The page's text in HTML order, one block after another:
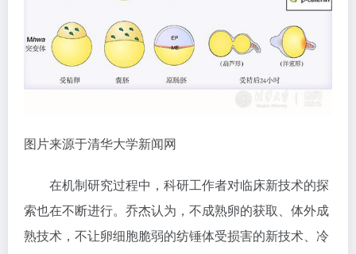
图片来源于清华大学新闻网
在机制研究过程中，科研工作者对临床新技术的探
索也在不断进行。乔杰认为，不成熟卵的获取、体外成
熟技术，不让卵细胞脆弱的纺锤体受损害的新技术、冷